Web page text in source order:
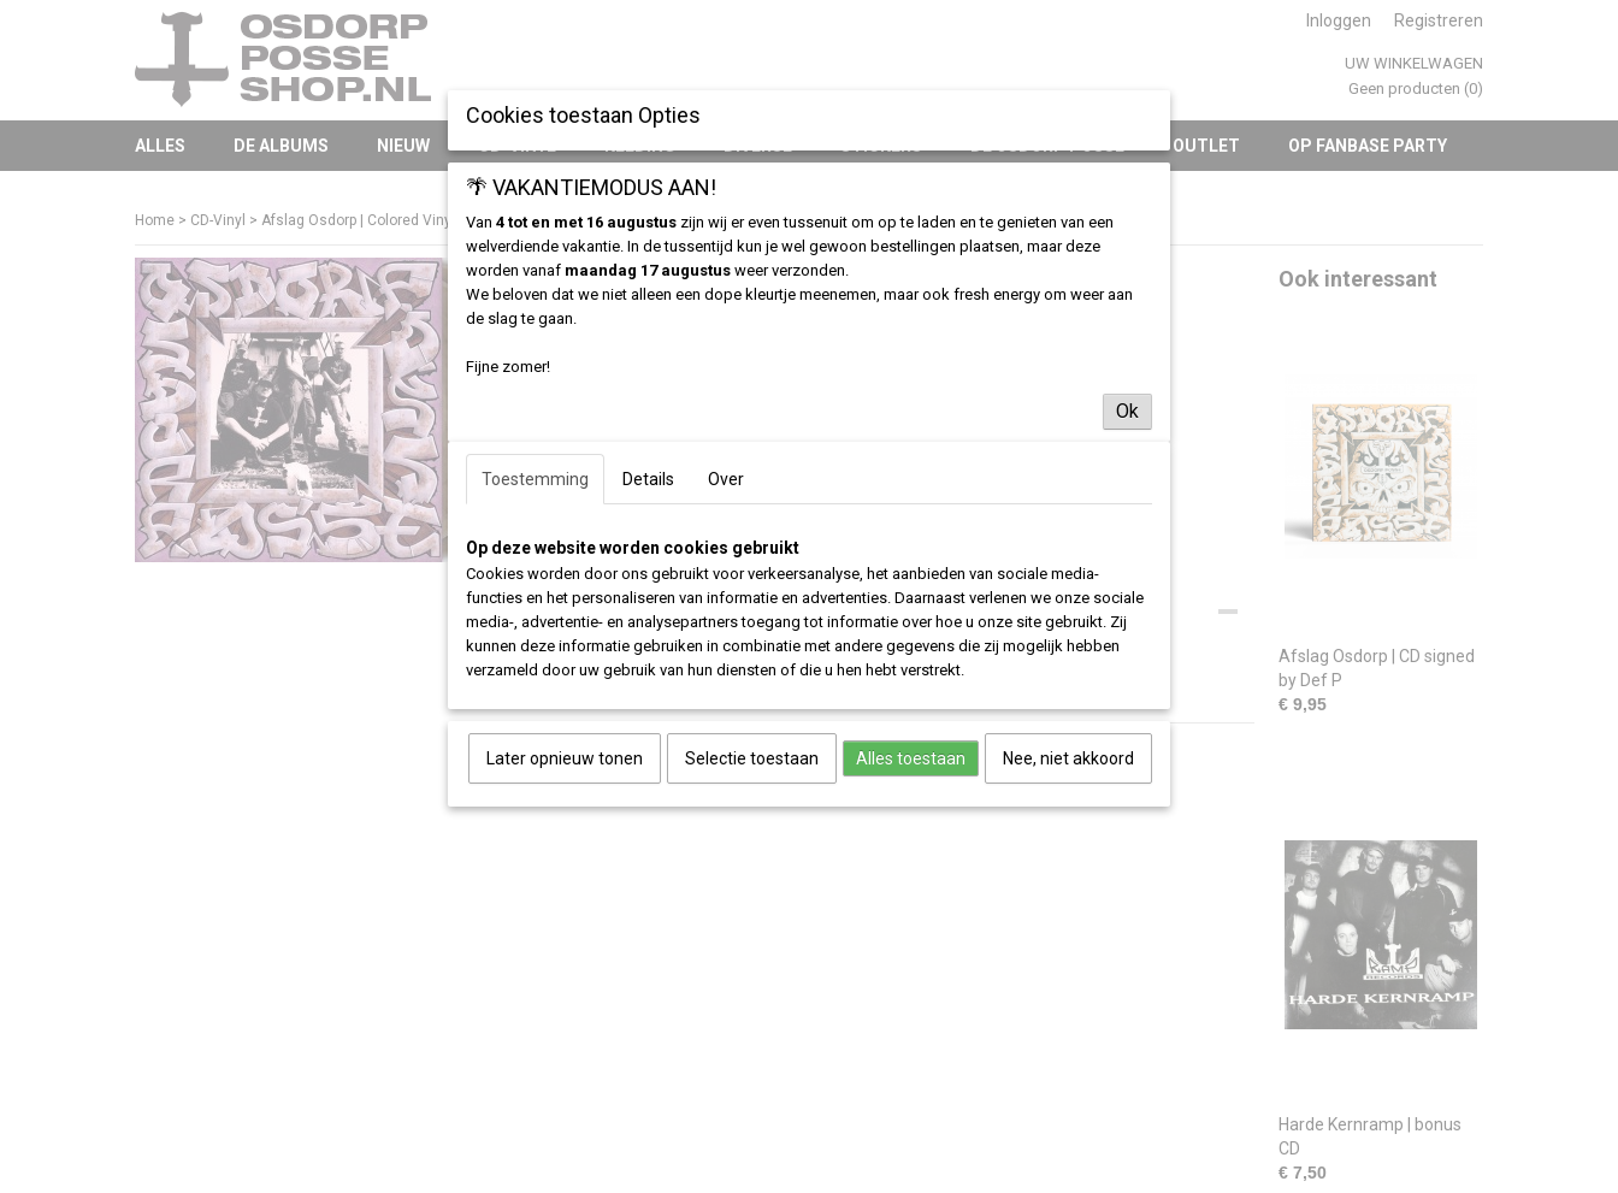
Inloggen Registreren
UW WINKELWAGEN
Geen producten (0)
ALLES DE ALBUMS NIEUW OUTLET OP FANBASE PARTY
Home > CD-Vinyl > Afslag Osdorp | Colored Vinyl
Afslag Osdorp | Colored Vinyl
Omschrijving
Afslag Osdorp | Colored Vinyl
Ook interessant
Afslag Osdorp | CD signed
by Def P
€ 9,95
Harde Kernramp | bonus
CD
€ 7,50
Cookies toestaan Opties
🌴 VAKANTIEMODUS AAN!
Van 4 tot en met 16 augustus zijn wij er even tussenuit om op te laden en te genieten van een
welverdiende vakantie. In de tussentijd kun je wel gewoon bestellingen plaatsen, maar deze
worden vanaf maandag 17 augustus weer verzonden.
We beloven dat we niet alleen een dope kleurtje meenemen, maar ook fresh energy om weer aan
de slag te gaan.
Fijne zomer!
Ok
Toestemming Details Over
Op deze website worden cookies gebruikt
Cookies worden door ons gebruikt voor verkeersanalyse, het aanbieden van sociale media-
functies en het personaliseren van informatie en advertenties. Daarnaast verlenen we onze sociale
media-, advertentie- en analysepartners toegang tot informatie over hoe u onze site gebruikt. Zij
kunnen deze informatie gebruiken in combinatie met andere gegevens die zij mogelijk hebben
verzameld door uw gebruik van hun diensten of die u hen hebt verstrekt.
Later opnieuw tonen Selectie toestaan Alles toestaan Nee, niet akkoord